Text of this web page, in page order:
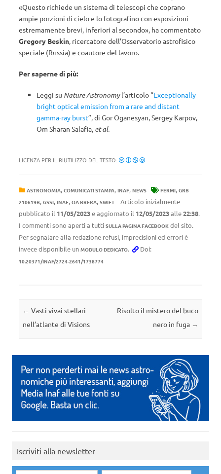
«Questo richiede un sistema di telescopi che coprano
ampie porzioni di cielo e lo fotografino con esposizioni
estremamente brevi, inferiori al secondo», ha commentato
Gregory Beskin, ricercatore dell’Osservatorio astrofisico
speciale (Russia) e coautore del lavoro.
Per saperne di più:
Leggi su Nature Astronomyl’articolo “Exceptionally
bright optical emission from a rare and distant
gamma-ray burst”, di Gor Oganesyan, Sergey Karpov,
Om Sharan Salafia, et al.
LICENZA PER IL RIUTILIZZO DEL TESTO:
ASTRONOMIA, COMUNICATI STAMPA, INAF, NEWS FERMI, GRB
210619B, GSSI, INAF, OA BRERA, SWIFT
Articolo inizialmente
pubblicato il 11/05/2023e aggiornato il 12/05/2023alle22:38.
I commenti sono aperti a tutti SULLA PAGINA FACEBOOK del sito.
Per segnalare alla redazione refusi, imprecisioni ed errori è
invece disponibile un MODULO DEDICATO. Doi:
10.20371/INAF/2724-2641/1738774
Navigazione articolo
← Vasti vivai stellari
nell’atlante di Visions
Risolto il mistero del buco
nero in fuga →
Iscriviti alla newsletter